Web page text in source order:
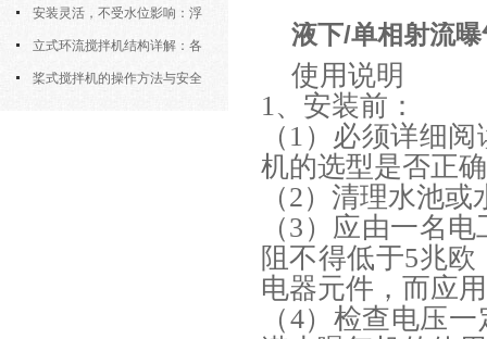
污机的土建配合要求与水平度校准
安装灵活，不受水位影响：浮
筒式曝气机的结构优势与适用场景
立式环流搅拌机结构详解：各
部件的功能与协同
桨式搅拌机的操作方法与安全
液下/单相射流
使用说明
1、安装前：
（1）必须详细
机的选型是否正
（2）清理水池
（3）应由一名
阻不得低于5兆
电器元件，而应
（4）检查电压